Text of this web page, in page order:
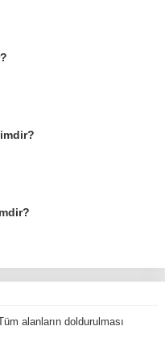
alanların doldurulması